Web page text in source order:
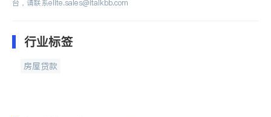
台，请联系elite.sales@italkbb.com
行业标签
房屋贷款